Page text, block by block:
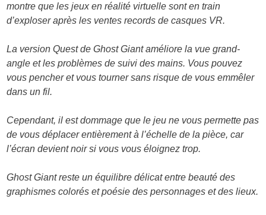
montre que les jeux en réalité virtuelle sont en train
d’exploser après les ventes records de casques VR.
La version Quest de Ghost Giant améliore la vue grand-
angle et les problèmes de suivi des mains. Vous pouvez
vous pencher et vous tourner sans risque de vous emmêler
dans un fil.
Cependant, il est dommage que le jeu ne vous permette pas
de vous déplacer entièrement à l’échelle de la pièce, car
l’écran devient noir si vous vous éloignez trop.
Ghost Giant reste un équilibre délicat entre beauté des
graphismes colorés et poésie des personnages et des lieux.